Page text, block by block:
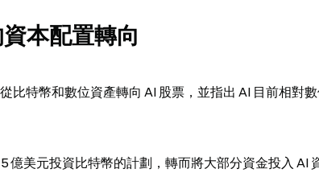
本配置轉向
比特幣和數位資產轉向 AI 股票，並指出 AI 目前相對
億美元投資比特幣的計劃，轉而將大部分資金投入 AI